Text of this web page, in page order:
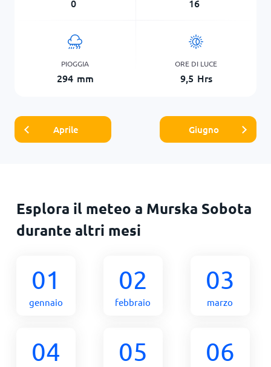
0 16
PIOGGIA
294 mm
ORE DI LUCE
9,5 Hrs
Aprile Giugno
Esplora il meteo a Murska Sobota
durante altri mesi
01
gennaio
02
febbraio
03
marzo
04 05 06